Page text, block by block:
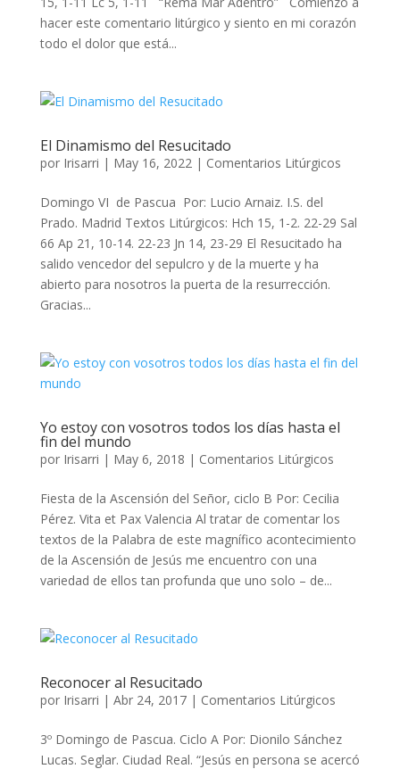
hacer este comentario litúrgico y siento en mi corazón
todo el dolor que está...
El Dinamismo del Resucitado
por Irisarri | May 16, 2022| Comentarios Litúrgicos
Domingo VI de Pascua Por: Lucio Arnaiz. I.S. del
Prado. Madrid Textos Litúrgicos: Hch 15, 1-2. 22-29 Sal
66 Ap 21, 10-14. 22-23 Jn 14, 23-29 El Resucitado ha
salido vencedor del sepulcro y de la muerte y ha
abierto para nosotros la puerta de la resurrección.
Gracias...
Yo estoy con vosotros todos los días hasta el
fin del mundo
por Irisarri | May 6, 2018 | Comentarios Litúrgicos
Fiesta de la Ascensión del Señor, ciclo B Por: Cecilia
Pérez. Vita et Pax Valencia Al tratar de comentar los
textos de la Palabra de este magnífico acontecimiento
de la Ascensión de Jesús me encuentro con una
variedad de ellos tan profunda que uno solo – de...
Reconocer al Resucitado
por Irisarri | Abr 24, 2017| Comentarios Litúrgicos
3º Domingo de Pascua. Ciclo A Por: Dionilo Sánchez
Lucas. Seglar. Ciudad Real. “Jesús en persona se acercó